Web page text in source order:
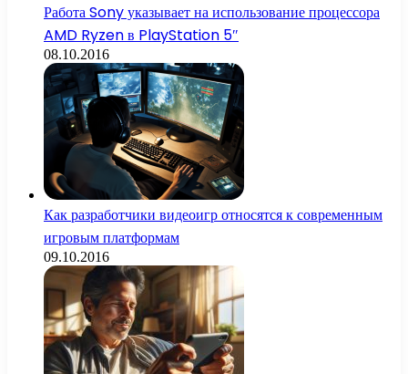
Работа Sony указывает на использование процессора
AMD Ryzen в PlayStation 5″
08.10.2016
Как разработчики видеоигр относятся к современным
игровым платформам
09.10.2016